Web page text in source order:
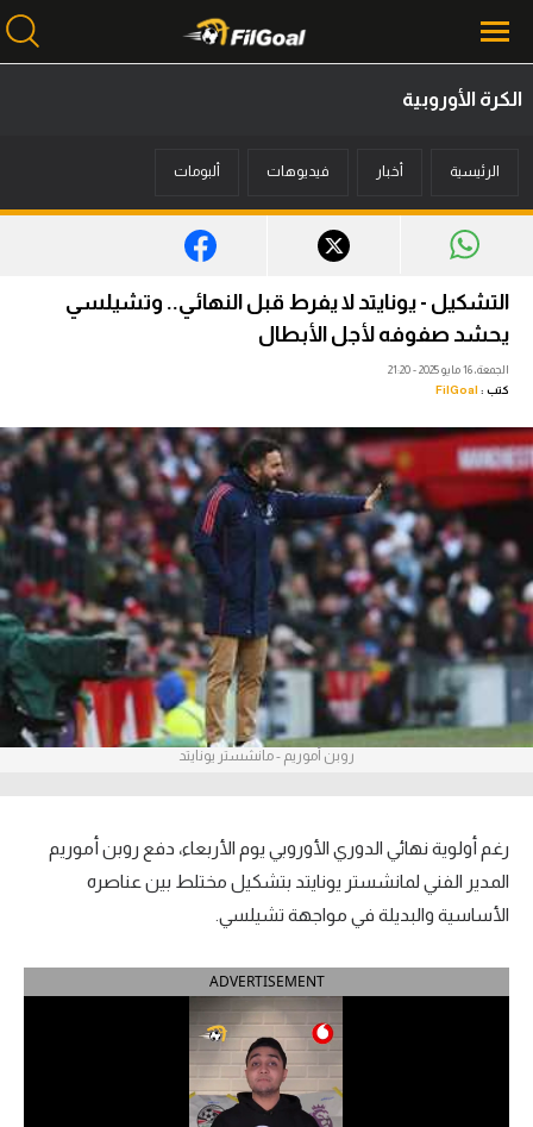
أخبار
ميركاتو
فانتازي في الجول
مسابقة التوقعات
فيديوهات
عدسات
آراء حرة
ركن الألعاب
بطولات
أمريكا 2026
الدوري الإنجليزي الممتاز
الدوري الإسباني
الدوري السعودي للمحترفين
الكرة الأوروبية
الرئيسية أخبار فيديوهات ألبومات
التشكيل - يونايتد لا يفرط قبل النهائي.. وتشيلسي
يحشد صفوفه لأجل الأبطال
الجمعة، 16 مايو 2025 - 21:20
كتب : FilGoal
روبن أموريم - مانشستر يونايتد
رغم أولوية نهائي الدوري الأوروبي يوم الأربعاء، دفع روبن أموريم
المدير الفني لمانشستر يونايتد بتشكيل مختلط بين عناصره
الأساسية والبديلة في مواجهة تشيلسي.
ADVERTISEMENT